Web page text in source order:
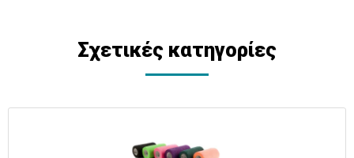
Σχετικές κατηγορίες